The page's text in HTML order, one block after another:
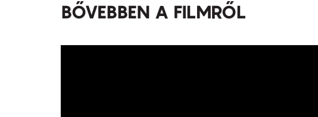
BŐVEBBEN A FILMRŐL